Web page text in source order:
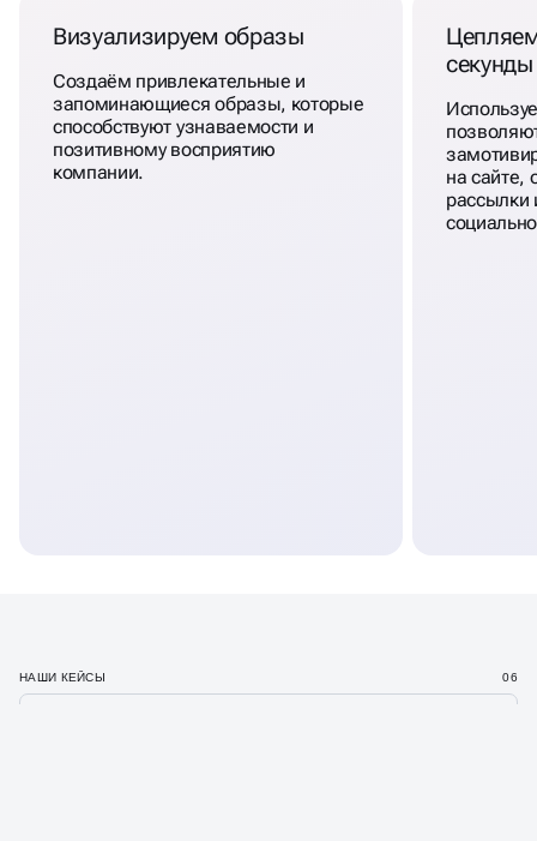
Визуализируем образы
Создаём привлекательные и
запоминающиеся образы, которые
способствуют узнаваемости и
позитивному восприятию
компании.
секунды
на сайте,
рассылки
НАШИ КЕЙСЫ 06